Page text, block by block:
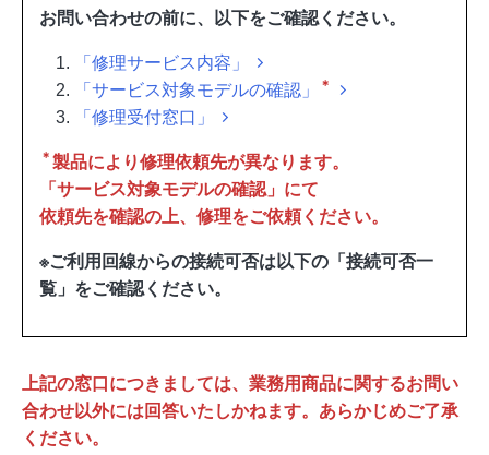
お問い合わせの前に、以下をご確認ください。
「修理サービス内容」
「サービス対象モデルの確認」
＊
「修理受付窓口」
＊ 製品により修理依頼先が異なります。
「サービス対象モデルの確認」にて
依頼先を確認の上、修理をご依頼ください。
※ご利用回線からの接続可否は以下の「接続可否一
覧」をご確認ください。
上記の窓口につきましては、業務用商品に関するお問い
合わせ以外には回答いたしかねます。あらかじめご了承
ください。